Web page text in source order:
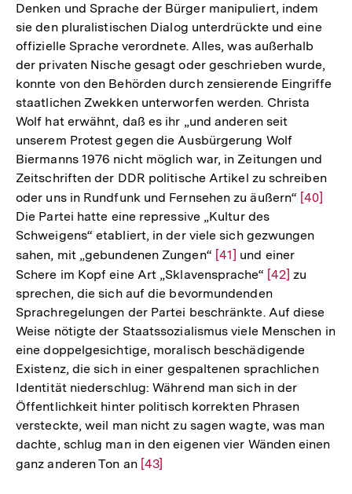
Denken und Sprache der Bürger manipuliert, indem
sie den pluralistischen Dialog unterdrückte und eine
offizielle Sprache verordnete. Alles, was außerhalb
der privaten Nische gesagt oder geschrieben wurde,
konnte von den Behörden durch zensierende Eingriffe
staatlichen Zwekken unterworfen werden. Christa
Wolf hat erwähnt, daß es ihr „und anderen seit
unserem Protest gegen die Ausbürgerung Wolf
Biermanns 1976 nicht möglich war, in Zeitungen und
Zeitschriften der DDR politische Artikel zu schreiben
oder uns in Rundfunk und Fernsehen zu äußern“ Zur
der
[40]
Die Partei hatte eine repressive „Kultur des
Schweigens“ etabliert, in der viele sich gezwungen
sahen, mit „gebundenen Zungen“ Zur
Auflösung
der
Fußnote
[41] und einer
Schere im Kopf eine Art „Sklavensprache“ Zur
Auflösung
der
Fußnote
[42] zu
sprechen, die sich auf die bevormundenden
Sprachregelungen der Partei beschränkte. Auf diese
Weise nötigte der Staatssozialismus viele Menschen in
eine doppelgesichtige, moralisch beschädigende
Existenz, die sich in einer gespaltenen sprachlichen
Identität niederschlug: Während man sich in der
Öffentlichkeit hinter politisch korrekten Phrasen
versteckte, weil man nicht zu sagen wagte, was man
dachte, schlug man in den eigenen vier Wänden einen
ganz anderen Ton an Zur
[43]